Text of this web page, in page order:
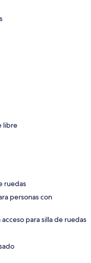
libre
ruedas
personas con
para silla de ruedas